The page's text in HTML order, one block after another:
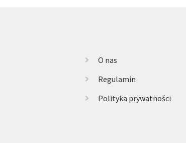
O nas
Regulamin
Polityka prywatności